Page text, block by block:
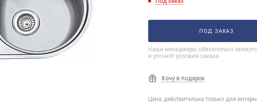
ПОД ЗАКАЗ
Наши менеджеры обязательно
и уточнят условия заказа
Хочу в подарок
Цена действительна только для